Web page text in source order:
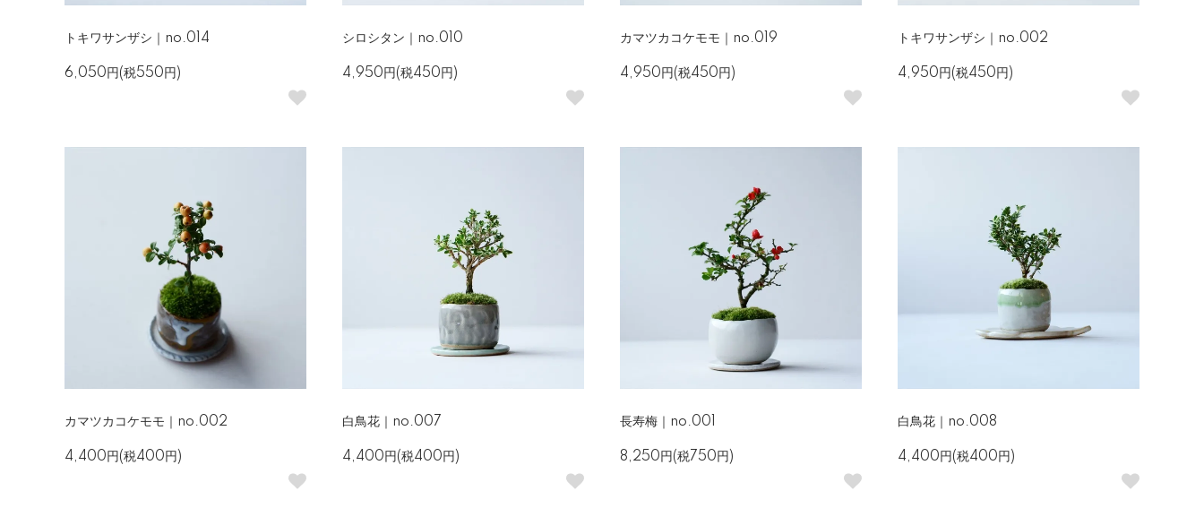
トキワサンザシ｜no.014
6,050円(税550円)
シロシタン｜no.010
4,950円(税450円)
カマツカコケモモ｜no.019
4,950円(税450円)
トキワサンザシ｜no.002
4,950円(税450円)
カマツカコケモモ｜no.002
4,400円(税400円)
白鳥花｜no.007
4,400円(税400円)
長寿梅｜no.001
8,250円(税750円)
白鳥花｜no.008
4,400円(税400円)